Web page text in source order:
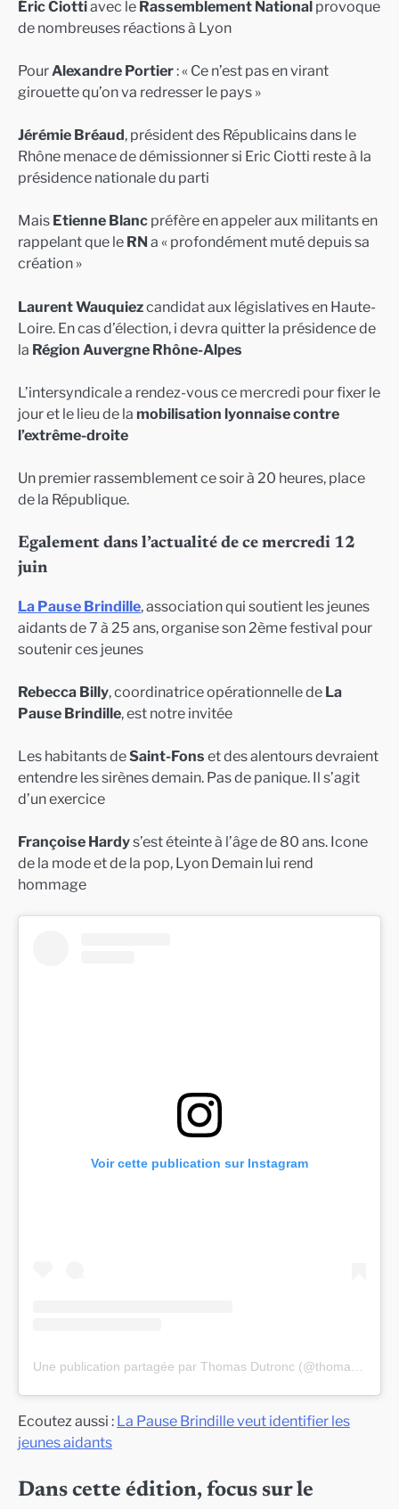
Éric Ciottiavec le Rassemblement National provoque
de nombreuses réactions à Lyon
PourAlexandre Portier: « Ce n’est pas en virant
girouette qu’on va redresser le pays »
Jérémie Bréaud, président des Républicains dans le
Rhône menace de démissionner si Eric Ciotti reste à la
présidence nationale du parti
Mais Etienne Blanc préfère en appeler aux militants en
rappelant que le RN a « profondément muté depuis sa
création »
Laurent Wauquiezcandidat aux législatives en Haute-
Loire. En cas d’élection, i devra quitter la présidence de
la Région Auvergne Rhône-Alpes
L’intersyndicale a rendez-vous ce mercredi pour fixer le
jour et le lieu de la mobilisation lyonnaise contre
l’extrême-droite
Un premier rassemblement ce soir à 20 heures, place
de la République.
Egalement dans l’actualité de ce mercredi 12
juin
La Pause Brindille, association qui soutient les jeunes
aidants de 7 à 25 ans, organise son 2ème festival pour
soutenir ces jeunes
Rebecca Billy, coordinatrice opérationnelle de La
Pause Brindille, est notre invitée
Les habitants deSaint-Fons et des alentours devraient
entendre les sirènes demain. Pas de panique. Il s’agit
d’un exercice
Françoise Hardys’est éteinte à l’âge de 80 ans. Icone
de la mode et de la pop, Lyon Demain lui rend
hommage
Voir cette publication sur Instagram
Une publication partagée par Thomas Dutronc (@thomas.dutronc)
Ecoutez aussi : La Pause Brindille veut identifier les
jeunes aidants
Dans cette édition, focus sur le